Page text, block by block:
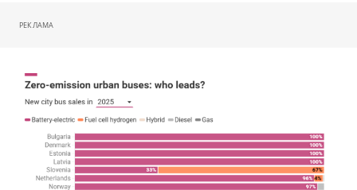
РЕКЛАМА